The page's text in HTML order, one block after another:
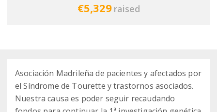
€5,329 raised
Asociación Madrileña de pacientes y afectados por
el Síndrome de Tourette y trastornos asociados.
Nuestra causa es poder seguir recaudando